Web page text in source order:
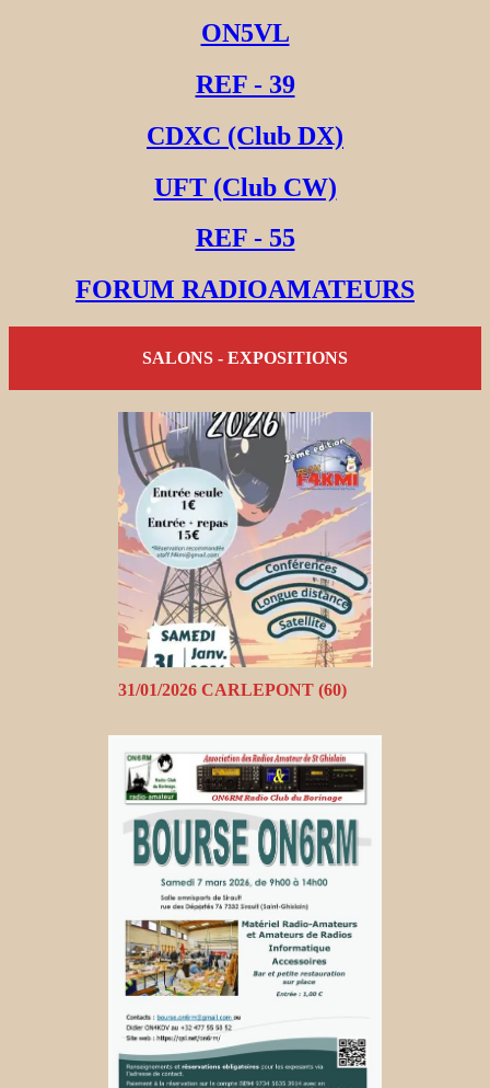
ON5VL
REF - 39
CDXC (Club DX)
UFT (Club CW)
REF - 55
FORUM RADIOAMATEURS
SALONS - EXPOSITIONS
31/01/2026 CARLEPONT (60)